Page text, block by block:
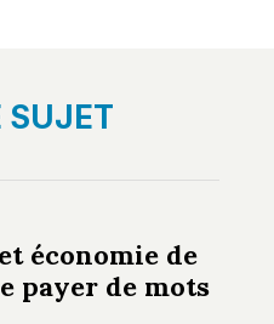
SUJET
économie de
payer de mots